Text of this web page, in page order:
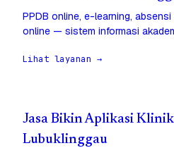
PPDB online, e-learning,
online — sistem informasi
Lihat layanan →
Jasa Bikin Aplikasi
Lubuklinggau